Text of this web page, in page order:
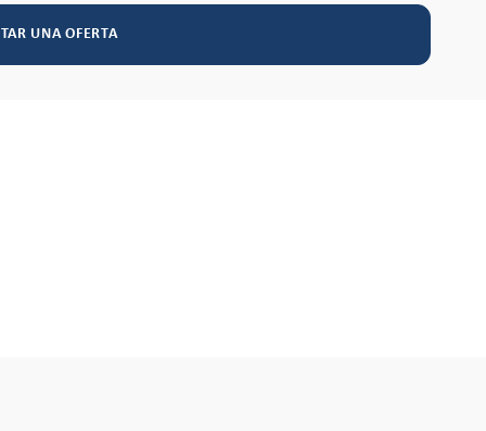
UNA OFERTA